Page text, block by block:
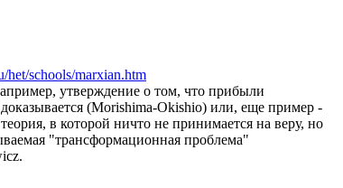
het/schools/marxian.htm
утверждение о том, что прибыли
(Morishima-Okishio) или, еще пример -
в которой ничто не принимается на веру, но
"трансформационная проблема"